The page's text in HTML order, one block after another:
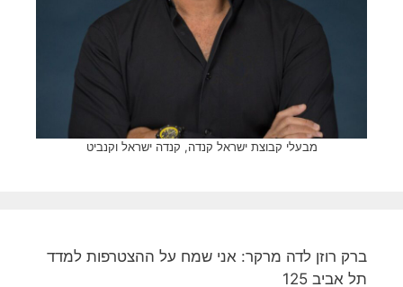
מבעלי קבוצת ישראל קנדה, קנדה ישראל וקנביט
ברק רוזן לדה מרקר: אני שמח על ההצטרפות למדד
תל אביב 125